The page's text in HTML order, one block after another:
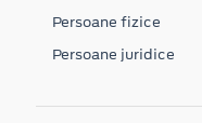
Persoane fizice
Persoane juridice